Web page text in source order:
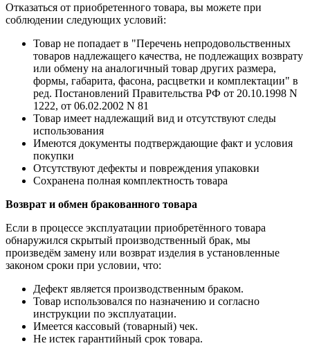
Отказаться от приобретенного товара, вы можете при
соблюдении следующих условий:
Товар не попадает в "Перечень непродовольственных
товаров надлежащего качества, не подлежащих возврату
или обмену на аналогичный товар других размера,
формы, габарита, фасона, расцветки и комплектации" в
ред. Постановлений Правительства РФ от 20.10.1998 N
1222, от 06.02.2002 N 81
Товар имеет надлежащий вид и отсутствуют следы
использования
Имеются документы подтверждающие факт и условия
покупки
Отсутствуют дефекты и повреждения упаковки
Сохранена полная комплектность товара
Возврат и обмен бракованного товара
Если в процессе эксплуатации приобретённого товара
обнаружился скрытый производственный брак, мы
произведём замену или возврат изделия в установленные
законом сроки при условии, что:
Дефект является производственным браком.
Товар использовался по назначению и согласно
инструкции по эксплуатации.
Имеется кассовый (товарный) чек.
Не истек гарантийный срок товара.